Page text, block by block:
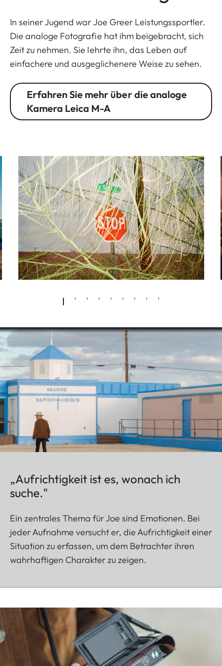
In seiner Jugend war Joe Greer Leistungssportler.
Die analoge Fotografie hat ihm beigebracht, sich
Zeit zu nehmen. Sie lehrte ihn, das Leben auf
einfachere und ausgeglichenere Weise zu sehen.
Erfahren Sie mehr über die analoge
Kamera Leica M-A
„Aufrichtigkeit ist es, wonach ich
suche."
Ein zentrales Thema für Joe sind Emotionen. Bei
jeder Aufnahme versucht er, die Aufrichtigkeit einer
Situation zu erfassen, um dem Betrachter ihren
wahrhaftigen Charakter zu zeigen.